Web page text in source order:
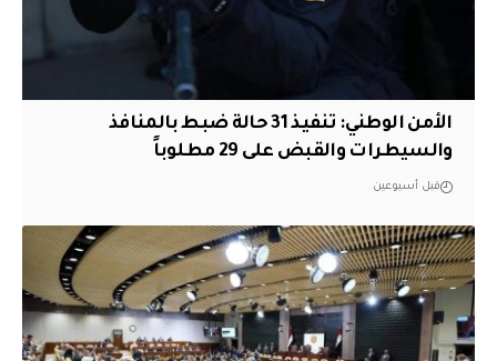
الأمن الوطني: تنفيذ 31 حالة ضبط بالمنافذ
والسيطرات والقبض على 29 مطلوباً
قبل أسبوعين